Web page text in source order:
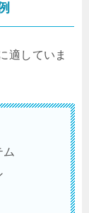
適していま
ム